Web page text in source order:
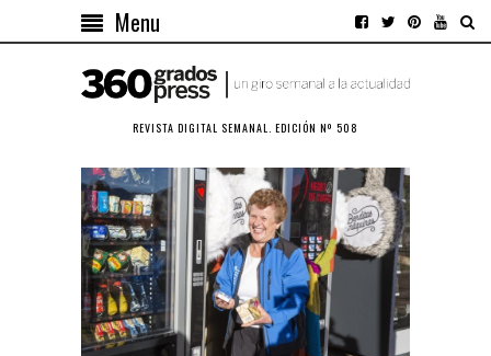
Menu
REVISTA DIGITAL SEMANAL. EDICIÓN Nº 508